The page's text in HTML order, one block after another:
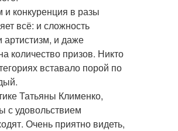
конкуренция в разы
всё: и сложность
артистизм, и даже
количество призов. Никто
вставало порой по
Татьяны Клименко,
с удовольствием
Очень приятно видеть,